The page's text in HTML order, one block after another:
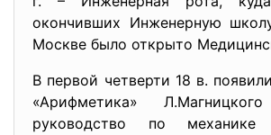
окончивших Инженерную
Москве было открыто
В первой четверти 18 в.
«Арифметика»
руководство по механике